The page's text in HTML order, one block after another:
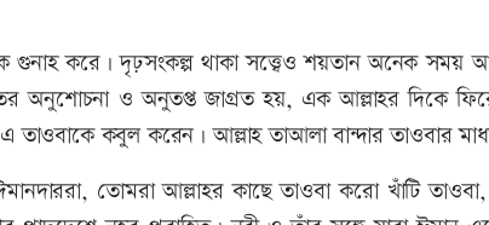
গুনাহ করে। দৃঢ়সংকল্প থাকা সত্ত্বেও শয়তান অনেক সময়
অনুশোচনা ও অনুতপ্ত জাগ্রত হয়, এক আল্লাহর দিকে
তাওবাকে কবুল করেন। আল্লাহ তাআলা বান্দার তাওবার
তোমরা আল্লাহর কাছে তাওবা করো খাঁটি